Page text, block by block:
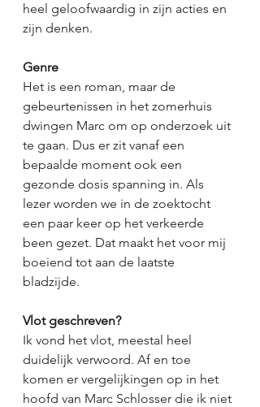
heel geloofwaardig in zijn acties en
zijn denken.
Genre
Het is een roman, maar de
gebeurtenissen in het zomerhuis
dwingen Marc om op onderzoek uit
te gaan. Dus er zit vanaf een
bepaalde moment ook een
gezonde dosis spanning in. Als
lezer worden we in de zoektocht
een paar keer op het verkeerde
been gezet. Dat maakt het voor mij
boeiend tot aan de laatste
bladzijde.
Vlot geschreven?
Ik vond het vlot, meestal heel
duidelijk verwoord. Af en toe
komen er vergelijkingen op in het
hoofd van Marc Schlosser die ik niet